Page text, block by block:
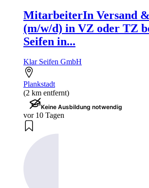
MitarbeiterIn Versand
(m/w/d) in VZ oder TZ
Seifen in...
Klar Seifen GmbH
Plankstadt
(2 km entfernt)
Keine Ausbildung notwendig
vor 10 Tagen